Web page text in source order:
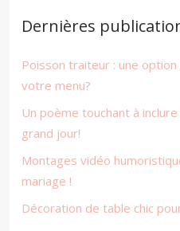
Dernières
Poisson traiteur : une
votre menu?
Un poème touchant à
grand jour!
Montages vidéo
mariage !
Décoration de table chic